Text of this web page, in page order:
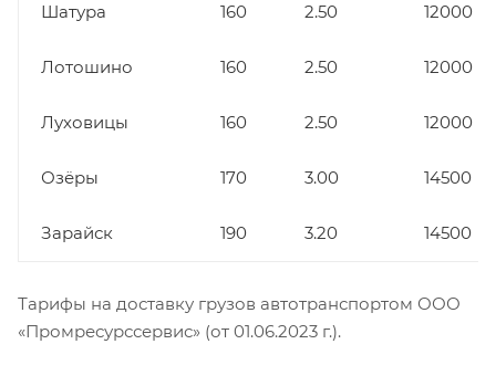
Шатура 160 2.50 12000
Лотошино 160 2.50 12000
Луховицы 160 2.50 12000
Озёры 170 3.00 14500
Зарайск 190 3.20 14500
Тарифы на доставку грузов автотранспортом ООО
«Промресурссервис» (от 01.06.2023 г.).